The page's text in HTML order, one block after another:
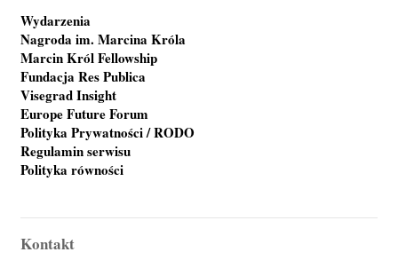
Wydarzenia
Nagroda im. Marcina Króla
Marcin Król Fellowship
Fundacja Res Publica
Visegrad Insight
Europe Future Forum
Polityka Prywatności / RODO
Regulamin serwisu
Polityka równości
Kontakt